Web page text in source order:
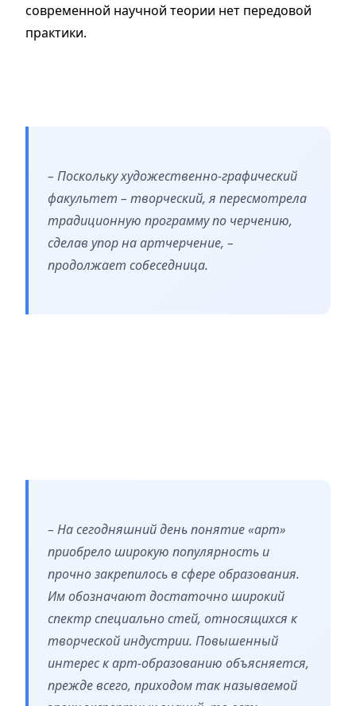
современной научной теории нет передовой
практики.
– Поскольку художественно-графический
факультет – творческий, я пересмотрела
традиционную программу по черчению,
сделав упор на артчерчение, –
продолжает собеседница.
– На сегодняшний день понятие «арт»
приобрело широкую популярность и
прочно закрепилось в сфере образования.
Им обозначают достаточно широкий
спектр специально стей, относящихся к
творческой индустрии. Повышенный
интерес к арт-образованию объясняется,
прежде всего, приходом так называемой